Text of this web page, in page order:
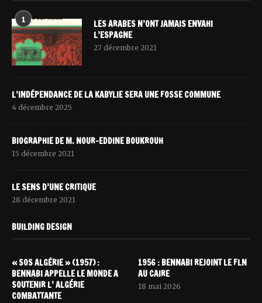
1
LES ARABES N’ONT JAMAIS ENVAHI
L’ESPAGNE
27 décembre 2021
L’INDÉPENDANCE DE LA KABYLIE SERA UNE FOSSE COMMUNE
4 décembre 2025
BIOGRAPHIE DE M. NOUR-EDDINE BOUKROUH
15 décembre 2021
LE SENS D’UNE CRITIQUE
28 décembre 2021
BUILDING DESIGN
« SOS ALGÉRIE » (1957) :
BENNABI APPELLE LE MONDE A
SOUTENIR L’ ALGÉRIE
COMBATTANTE
1956 : BENNABI REJOINT LE FLN
AU CAIRE
18 mai 2026